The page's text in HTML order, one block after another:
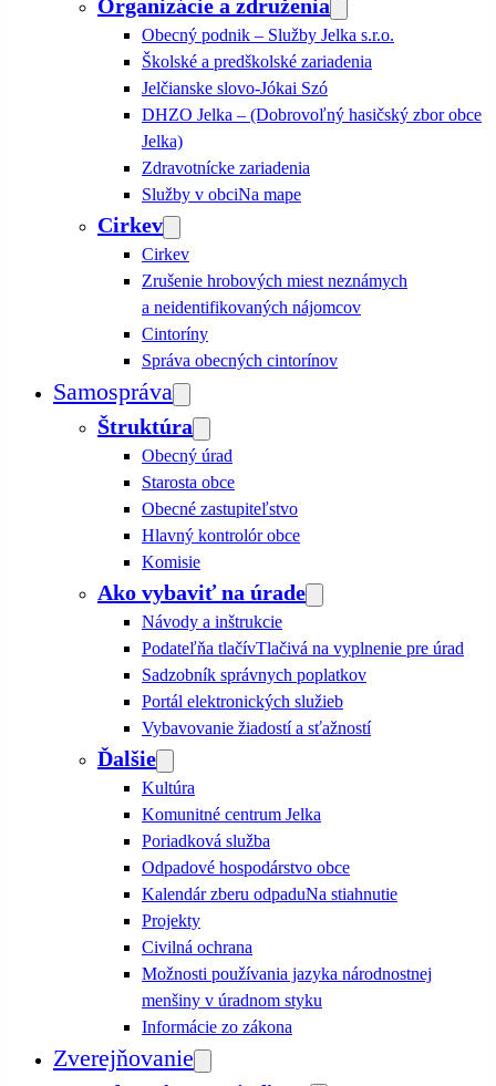
Organizácie a združenia
Obecný podnik – Služby Jelka s.r.o.
Školské a predškolské zariadenia
Jelčianske slovo-Jókai Szó
DHZO Jelka – (Dobrovoľný hasičský zbor obce
Jelka)
Zdravotnícke zariadenia
Služby v obciNa mape
Cirkev
Cirkev
Zrušenie hrobových miest neznámych
a neidentifikovaných nájomcov
Cintoríny
Správa obecných cintorínov
Samospráva
Štruktúra
Obecný úrad
Starosta obce
Obecné zastupiteľstvo
Hlavný kontrolór obce
Komisie
Ako vybaviť na úrade
Návody a inštrukcie
Podateľňa tlačívTlačivá na vyplnenie pre úrad
Sadzobník správnych poplatkov
Portál elektronických služieb
Vybavovanie žiadostí a sťažností
Ďalšie
Kultúra
Komunitné centrum Jelka
Poriadková služba
Odpadové hospodárstvo obce
Kalendár zberu odpaduNa stiahnutie
Projekty
Civilná ochrana
Možnosti používania jazyka národnostnej
menšiny v úradnom styku
Informácie zo zákona
Zverejňovanie